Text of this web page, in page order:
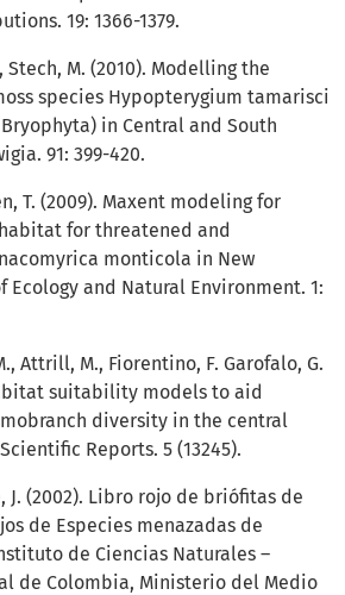
19: 1366-1379.
Stech, M. (2010). Modelling the
species Hypopterygium tamarisci
in Central and South
91: 399-420.
T. (2009). Maxent modeling for
for threatened and
monticola in New
Ecology and Natural Environment. 1:
Attrill, M., Fiorentino, F. Garofalo, G.
suitability models to aid
diversity in the central
Reports. 5 (13245).
J. (2002). Libro rojo de briófitas de
de Especies menazadas de
de Ciencias Naturales –
de Colombia, Ministerio del Medio